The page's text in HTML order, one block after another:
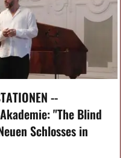
--
"The Blind
Schlosses in